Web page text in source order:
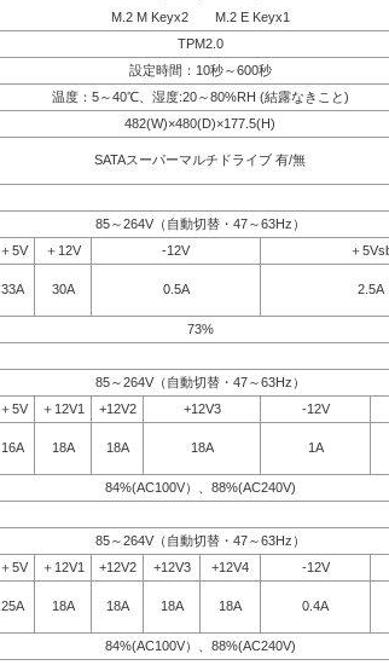
M.2 M Keyx2 M.2 E Keyx1
TPM2.0
設定時間：10秒～600秒
温度：5～40℃、湿度:20～80%RH (結露なきこと)
482(W)×480(D)×177.5(H)
SATAスーパーマルチドライブ 有/無
85～264V（自動切替・47～63Hz）
＋5V ＋12V -12V
＋
33A 30A 0.5A
2.5A
73%
85～264V（自動切替・47～63Hz）
＋5V ＋12V1 +12V2 +12V3
-12V
16A 18A 18A 18A
1A
84%(AC100V）、88%(AC240V)
85～264V（自動切替・47～63Hz）
＋5V ＋12V1 +12V2 +12V3 +12V4
-12V
25A 18A 18A 18A 18A
0.4A
84%(AC100V）、88%(AC240V)